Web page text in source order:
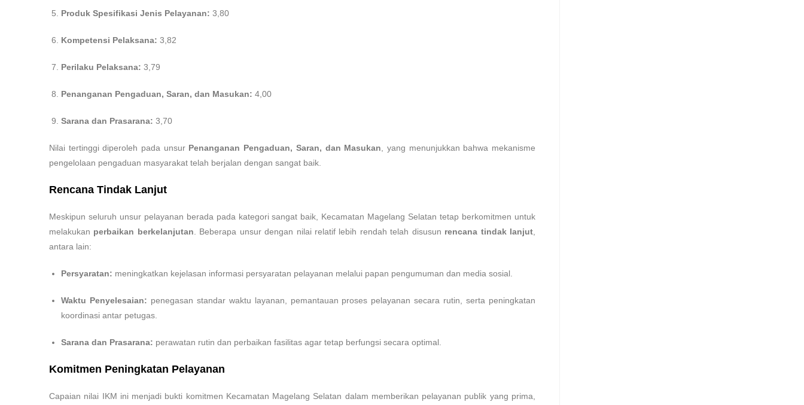
Produk Spesifikasi Jenis Pelayanan: 3,80
Kompetensi Pelaksana: 3,82
Perilaku Pelaksana: 3,79
Penanganan Pengaduan, Saran, dan Masukan: 4,00
Sarana dan Prasarana: 3,70
Nilai tertinggi diperoleh pada unsur Penanganan Pengaduan, Saran, dan Masukan , yang menunjukkan bahwa mekanisme
pengelolaan pengaduan masyarakat telah berjalan dengan sangat baik.
Rencana Tindak Lanjut
Meskipun seluruh unsur pelayanan berada pada kategori sangat baik, Kecamatan Magelang Selatan tetap berkomitmen untuk
melakukan perbaikan berkelanjutan . Beberapa unsur dengan nilai relatif lebih rendah telah disusun rencana tindak lanjut
antara lain:
Persyaratan: meningkatkan kejelasan informasi persyaratan pelayanan melalui papan pengumuman dan media sosial.
Waktu Penyelesaian: penegasan standar waktu layanan, pemantauan proses pelayanan secara rutin, serta peningkatan
koordinasi antar petugas.
Sarana dan Prasarana: perawatan rutin dan perbaikan fasilitas agar tetap berfungsi secara optimal.
Komitmen Peningkatan Pelayanan
Capaian nilai IKM ini menjadi bukti komitmen Kecamatan Magelang Selatan dalam memberikan pelayanan publik yang prima,